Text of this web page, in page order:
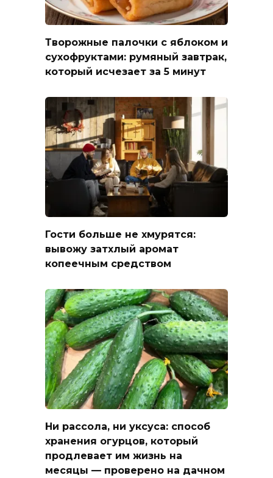
Творожные палочки с яблоком и
сухофруктами: румяный завтрак,
который исчезает за 5 минут
Гости больше не хмурятся:
вывожу затхлый аромат
копеечным средством
Ни рассола, ни уксуса: способ
хранения огурцов, который
продлевает им жизнь на
месяцы — проверено на дачном